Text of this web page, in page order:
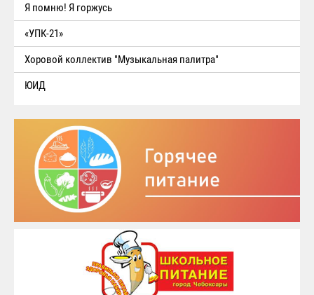
Я помню! Я горжусь
«УПК-21»
Хоровой коллектив "Музыкальная палитра"
ЮИД